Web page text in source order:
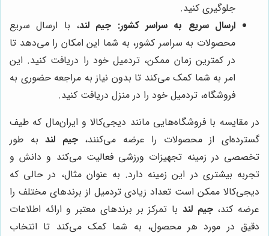
جلوگیری کنید.
ارسال سریع به سراسر کشور: جیم لند، با ارسال سریع
محصولات به سراسر کشور، به شما این امکان را می‌دهد تا
در کمترین زمان ممکن، تردمیل خود را دریافت کنید. این
امر به شما کمک می‌کند تا بدون نیاز به مراجعه حضوری به
فروشگاه، تردمیل خود را در منزل دریافت کنید.
در مقایسه با فروشگاه‌هایی مانند دیجی‌کالا و ایران‌مال که طیف
گسترده‌ای از محصولات را عرضه می‌کنند،جیم لندبه طور
تخصصی در زمینه تجهیزات ورزشی فعالیت می‌کند و دانش و
تجربه بیشتری در این زمینه دارد. به عنوان مثال، در حالی که
دیجی‌کالا ممکن است تعداد زیادی تردمیل از برندهای مختلف را
عرضه کند،جیم لند با تمرکز بر برندهای معتبر و ارائه اطلاعات
دقیق در مورد هر محصول، به شما کمک می‌کند تا انتخاب